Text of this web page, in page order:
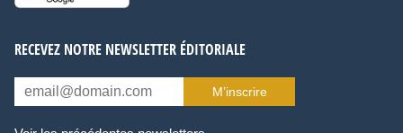
RECEVEZ NOTRE NEWSLETTER ÉDITORIALE
M’inscrire